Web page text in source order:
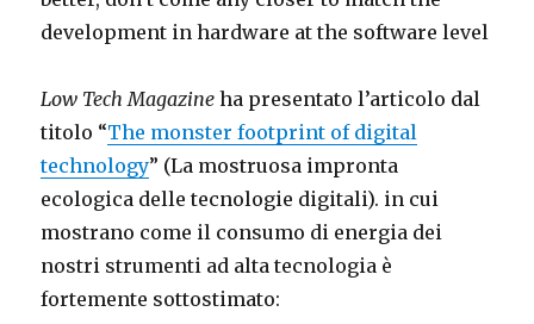
development in hardware at the software level
Low Tech Magazine ha presentato l’articolo dal
titolo “The monster footprint of digital
technology” (La mostruosa impronta
ecologica delle tecnologie digitali). in cui
mostrano come il consumo di energia dei
nostri strumenti ad alta tecnologia è
fortemente sottostimato: